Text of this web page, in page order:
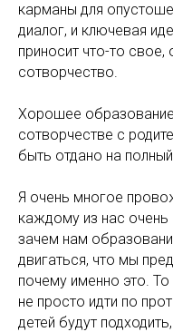
карманы для
диалог, и ключевая
приносит что-то
сотворчество.
Хорошее
сотворчестве с
быть отдано на
Я очень многое
каждому из нас
зачем нам
двигаться, что мы
почему именно это.
не просто идти по
детей будут